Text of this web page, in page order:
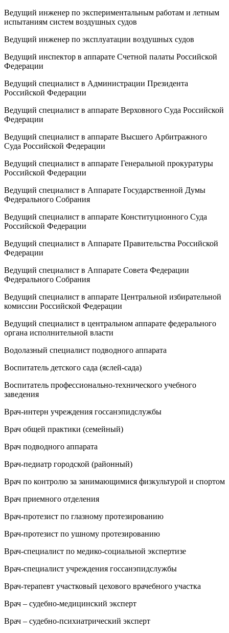
Ведущий инженер по экспериментальным работам и летным
испытаниям систем воздушных судов
Ведущий инженер по эксплуатации воздушных судов
Ведущий инспектор в аппарате Счетной палаты Российской
Федерации
Ведущий специалист в Администрации Президента
Российской Федерации
Ведущий специалист в аппарате Верховного Суда Российской
Федерации
Ведущий специалист в аппарате Высшего Арбитражного
Суда Российской Федерации
Ведущий специалист в аппарате Генеральной прокуратуры
Российской Федерации
Ведущий специалист в Аппарате Государственной Думы
Федерального Собрания
Ведущий специалист в аппарате Конституционного Суда
Российской Федерации
Ведущий специалист в Аппарате Правительства Российской
Федерации
Ведущий специалист в Аппарате Совета Федерации
Федерального Собрания
Ведущий специалист в аппарате Центральной избирательной
комиссии Российской Федерации
Ведущий специалист в центральном аппарате федерального
органа исполнительной власти
Водолазный специалист подводного аппарата
Воспитатель детского сада (яслей-сада)
Воспитатель профессионально-технического учебного
заведения
Врач-интерн учреждения госсанэпидслужбы
Врач общей практики (семейный)
Врач подводного аппарата
Врач-педиатр городской (районный)
Врач по контролю за занимающимися физкультурой и спортом
Врач приемного отделения
Врач-протезист по глазному протезированию
Врач-протезист по ушному протезированию
Врач-специалист по медико-социальной экспертизе
Врач-специалист учреждения госсанэпидслужбы
Врач-терапевт участковый цехового врачебного участка
Врач – судебно-медицинский эксперт
Врач – судебно-психиатрический эксперт